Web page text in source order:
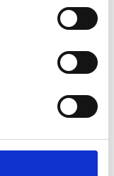
(140 x 100 cm)
€16,50